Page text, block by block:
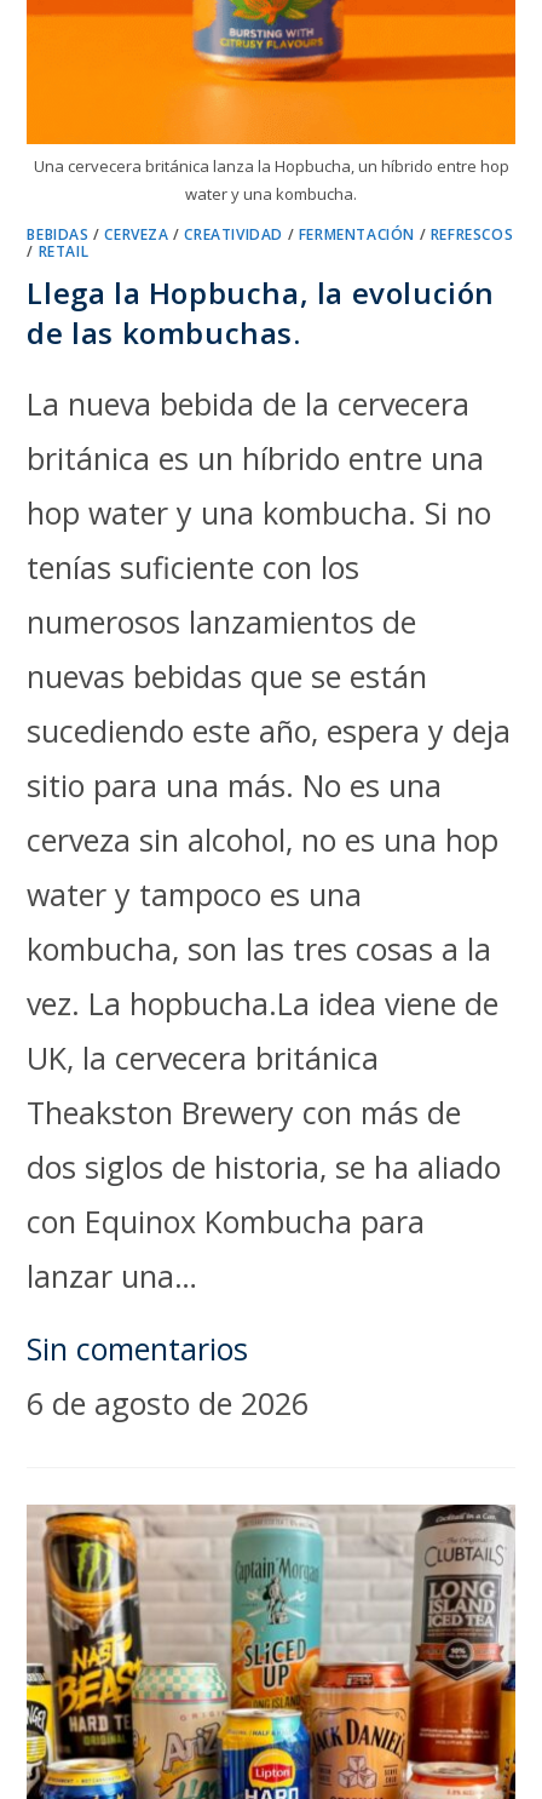
Una cervecera británica lanza la Hopbucha, un híbrido entre hop
water y una kombucha.
BEBIDAS /CERVEZA /CREATIVIDAD / FERMENTACIÓN / REFRESCOS
/ RETAIL
Llega la Hopbucha, la evolución
de las kombuchas.
La nueva bebida de la cervecera
británica es un híbrido entre una
hop water y una kombucha. Si no
tenías suficiente con los
numerosos lanzamientos de
nuevas bebidas que se están
sucediendo este año, espera y deja
sitio para una más. No es una
cerveza sin alcohol, no es una hop
water y tampoco es una
kombucha, son las tres cosas a la
vez. La hopbucha.La idea viene de
UK, la cervecera británica
Theakston Brewery con más de
dos siglos de historia, se ha aliado
con Equinox Kombucha para
lanzar una…
Sin comentarios
6 de agosto de 2026